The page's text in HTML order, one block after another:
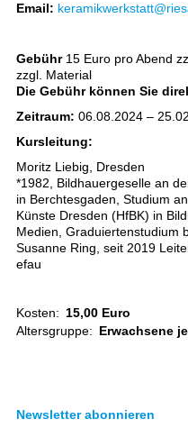
Email:
Gebühr 15 Euro pro Abend
zzgl. Material
Die Gebühr können Sie
Zeitraum: 06.08.2024 –
Kursleitung:
Moritz Liebig, Dresden
*1982, Bildhauergeselle an
in Berchtesgaden, Studium
Künste Dresden (HfBK) in
Medien, Graduiertenstudium
Susanne Ring, seit 2019
efau
Kosten: 15,00 Euro
Altersgruppe: Erwachsene
Newsletter abonnieren